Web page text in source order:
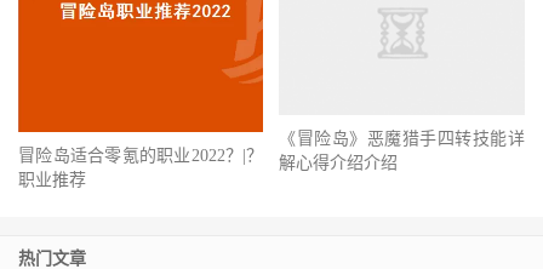
冒险岛适合零氪的职业2022？|？
职业推荐
《冒险岛》恶魔猎手四转技能详
解心得介绍介绍
热门文章